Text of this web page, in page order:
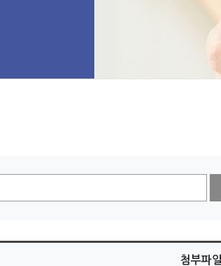
첨부파일